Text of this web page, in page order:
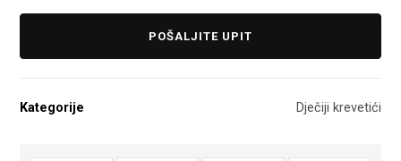
POŠALJITE UPIT
Kategorije Dječiji krevetići